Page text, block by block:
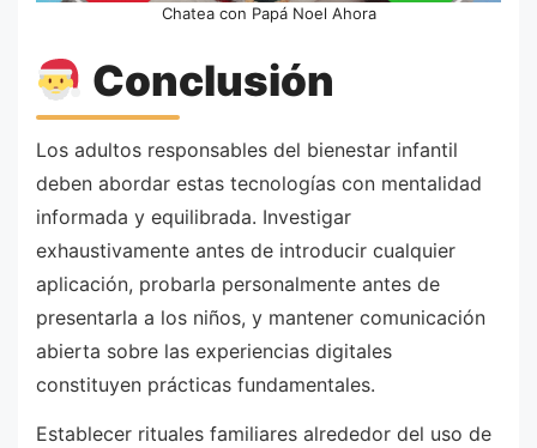
Chatea con Papá Noel Ahora
Conclusión
Los adultos responsables del bienestar infantil
deben abordar estas tecnologías con mentalidad
informada y equilibrada. Investigar
exhaustivamente antes de introducir cualquier
aplicación, probarla personalmente antes de
presentarla a los niños, y mantener comunicación
abierta sobre las experiencias digitales
constituyen prácticas fundamentales.
Establecer rituales familiares alrededor del uso de